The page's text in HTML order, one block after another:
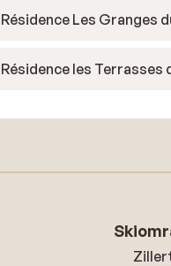
Résidence Les Granges
Résidence les Terrasses